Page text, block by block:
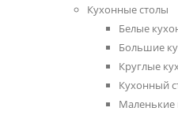
Кухонные столы
Белые
Большие
Круглые
Кухонный
Маленькие